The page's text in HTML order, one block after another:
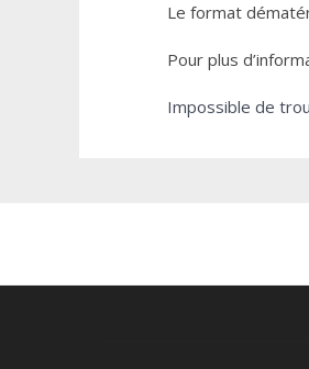
Le format
Pour plus
Impossible de